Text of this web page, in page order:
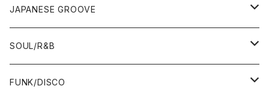
80'S OLD SCHOOL
EARLY 90'S MIDDLE〜NEW SCHOOL
LP
80'S OLD SCHOOL
EARLY 90'S MIDDLE〜NEW SCHOOL
12"/7"
80'S OLD SCHOOL〜EARLY 90'S
MID〜LATE 90'S
LP
80'S OLD SCHOOL〜EARLY 90'S
CD/TAPE
JAPANESE GROOVE
LP
60'S/70'S
7"/12"
SOUL/R&B
LP
FUNK/DISCO